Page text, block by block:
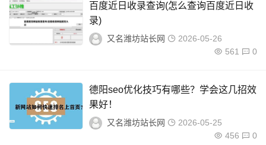
百度近日收录查询(怎么查询百度近日收
录)
又名潍坊站长网
2026-05-26
561
0
德阳seo优化技巧有哪些？学会这几招效
果好！
又名潍坊站长网
2026-05-25
456
0